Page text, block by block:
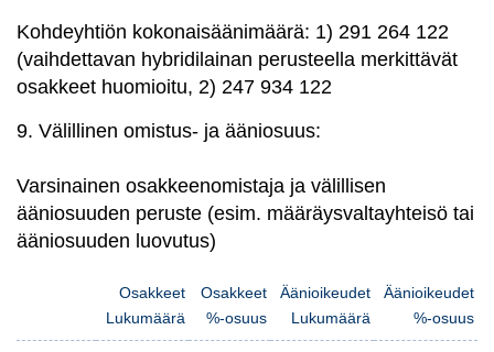
Kohdeyhtiön kokonaisäänimäärä: 1) 291 264 122
(vaihdettavan hybridilainan perusteella merkittävät
osakkeet huomioitu, 2) 247 934 122
9. Välillinen omistus- ja ääniosuus:
Varsinainen osakkeenomistaja ja välillisen
ääniosuuden peruste (esim. määräysvaltayhteisö tai
ääniosuuden luovutus)
Osakkeet
Lukumäärä
Osakkeet
%-osuus
Äänioikeudet
Lukumäärä
Äänioikeudet
%-osuus